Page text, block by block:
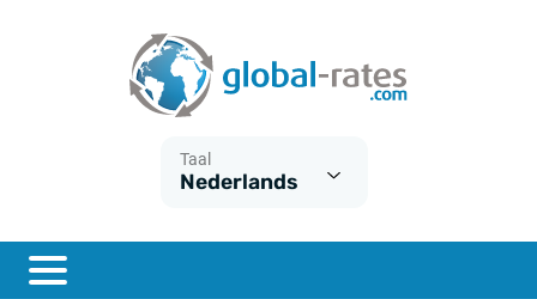
Taal
Nederlands
ESTER
Wat is CPI inflatie?
Wat is HICP inflatie?
Nederlandse inflatie - CPI
Euribor historie
SOFR historie
Inflatiecalculator